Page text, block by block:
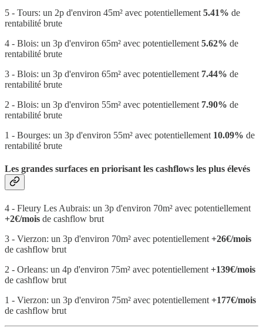
5 - Tours: un 2p d'environ 45m² avec potentiellement 5.41% de
rentabilité brute
4 - Blois: un 3p d'environ 65m² avec potentiellement 5.62% de
rentabilité brute
3 - Blois: un 3p d'environ 65m² avec potentiellement 7.44% de
rentabilité brute
2 - Blois: un 3p d'environ 55m² avec potentiellement 7.90% de
rentabilité brute
1 - Bourges: un 3p d'environ 55m² avec potentiellement 10.09% de
rentabilité brute
Les grandes surfaces en priorisant les cashflows les plus élevés
4 - Fleury Les Aubrais: un 3p d'environ 70m² avec potentiellement
+2€/mois de cashflow brut
3 - Vierzon: un 3p d'environ 70m² avec potentiellement +26€/mois
de cashflow brut
2 - Orleans: un 4p d'environ 75m² avec potentiellement +139€/mois
de cashflow brut
1 - Vierzon: un 3p d'environ 75m² avec potentiellement +177€/mois
de cashflow brut